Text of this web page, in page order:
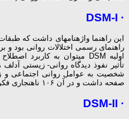
· DSM-I
این راهنما واژه­نامه­ای داشت که
راهنمای رسمی اختلالات روانی بود و
تأثیر نفوذ دیدگاه روانی- زیستی آدلف
صفحه داشت و در آن ۱۰۶ ناهنجاری فکری و ذهنی فهرست شده بود.
· DSM-II